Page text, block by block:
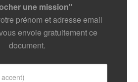
une mission"
prénom et adresse email
envoie gratuitement ce
document.